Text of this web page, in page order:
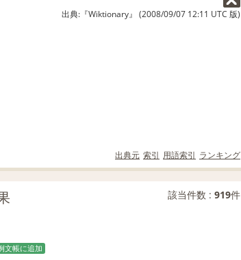
出典:『Wiktionary』 (2008/09/07 12:11 UTC 版)
出典元 索引 用語索引 ランキング
該当件数 : 919件
文帳に追加